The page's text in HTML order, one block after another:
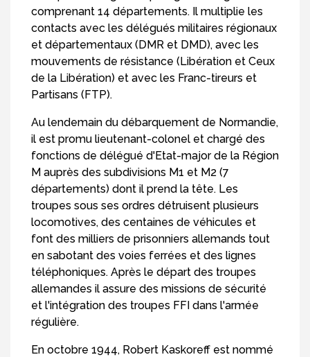
comprenant 14 départements. Il multiplie les
contacts avec les délégués militaires régionaux
et départementaux (DMR et DMD), avec les
mouvements de résistance (Libération et Ceux
de la Libération) et avec les Franc-tireurs et
Partisans (FTP).
Au lendemain du débarquement de Normandie,
il est promu lieutenant-colonel et chargé des
fonctions de délégué d'Etat-major de la Région
M auprès des subdivisions M1 et M2 (7
départements) dont il prend la tête. Les
troupes sous ses ordres détruisent plusieurs
locomotives, des centaines de véhicules et
font des milliers de prisonniers allemands tout
en sabotant des voies ferrées et des lignes
téléphoniques. Après le départ des troupes
allemandes il assure des missions de sécurité
et l'intégration des troupes FFI dans l'armée
régulière.
En octobre 1944, Robert Kaskoreff est nommé